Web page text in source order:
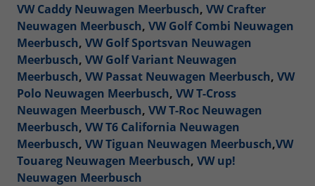
VW Caddy Neuwagen Meerbusch, VW Crafter
Neuwagen Meerbusch, VW Golf Combi Neuwagen
Meerbusch, VW Golf Sportsvan Neuwagen
Meerbusch, VW Golf Variant Neuwagen
Meerbusch, VW Passat Neuwagen Meerbusch, VW
Polo Neuwagen Meerbusch, VW T-Cross
Neuwagen Meerbusch, VW T-Roc Neuwagen
Meerbusch, VW T6 California Neuwagen
Meerbusch, VW Tiguan Neuwagen Meerbusch,VW
Touareg Neuwagen Meerbusch, VW up!
Neuwagen Meerbusch